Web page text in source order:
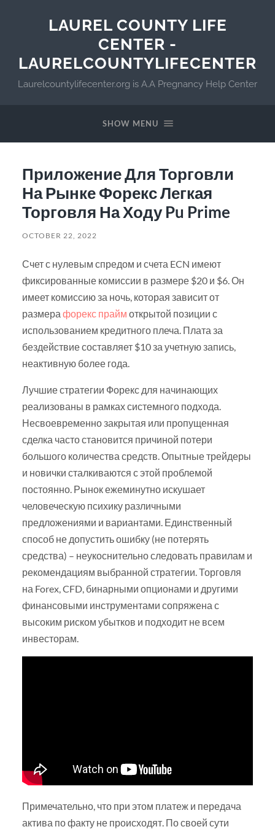
LAUREL COUNTY LIFE
CENTER -
LAURELCOUNTYLIFECENTER
Laurelcountylifecenter.org is A.A Pregnancy Help Center
SHOW MENU
Приложение Для Торговли
На Рынке Форекс Легкая
Торговля На Ходу Pu Prime
OCTOBER 22, 2022
Счет с нулевым спредом и счета ECN имеют
фиксированные комиссии в размере $20 и $6. Он
имеет комиссию за ночь, которая зависит от
размера форекс прайм открытой позиции с
использованием кредитного плеча. Плата за
бездействие составляет $10 за учетную запись,
неактивную более года.
Лучшие стратегии Форекс для начинающих
реализованы в рамках системного подхода.
Несвоевременно закрытая или пропущенная
сделка часто становится причиной потери
большого количества средств. Опытные трейдеры
и новички сталкиваются с этой проблемой
постоянно. Рынок ежеминутно искушает
человеческую психику различными
предложениями и вариантами. Единственный
способ не допустить ошибку (не потерять
средства) – неукоснительно следовать правилам и
рекомендациям выбранной стратегии. Торговля
на Forex, CFD, бинарными опционами и другими
финансовыми инструментами сопряжена с
высоким риском убытков и подходит не всем
инвесторам.
Примечательно, что при этом платеж и передача
актива по факту не происходят. По своей сути